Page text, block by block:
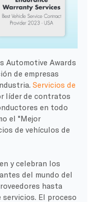
Automotive Awards
de empresas
Servicios de
líder de contratos
en todo
el "Mejor
de vehículos de
y celebran los
del mundo del
hasta
El proceso